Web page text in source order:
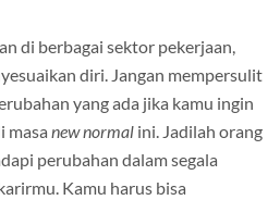
di berbagai sektor pekerjaan,
diri. Jangan mempersulit
yang ada jika kamu ingin
masa new normal ini. Jadilah orang
perubahan dalam segala
Kamu harus bisa